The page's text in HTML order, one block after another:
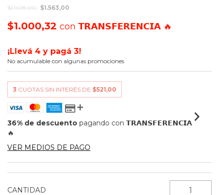
$1.908,00 $1.563,00
$1.000,32 con 𝗧𝗥𝗔𝗡𝗦𝗙𝗘𝗥𝗘𝗡𝗖𝗜𝗔 🔥
¡Llevá 4 y pagá 3!
No acumulable con algunas promociones
3 CUOTAS SIN INTERÉS DE $521,00
36% de descuento pagando con 𝗧𝗥𝗔𝗡𝗦𝗙𝗘𝗥𝗘𝗡𝗖𝗜𝗔
🔥
VER MEDIOS DE PAGO
CANTIDAD